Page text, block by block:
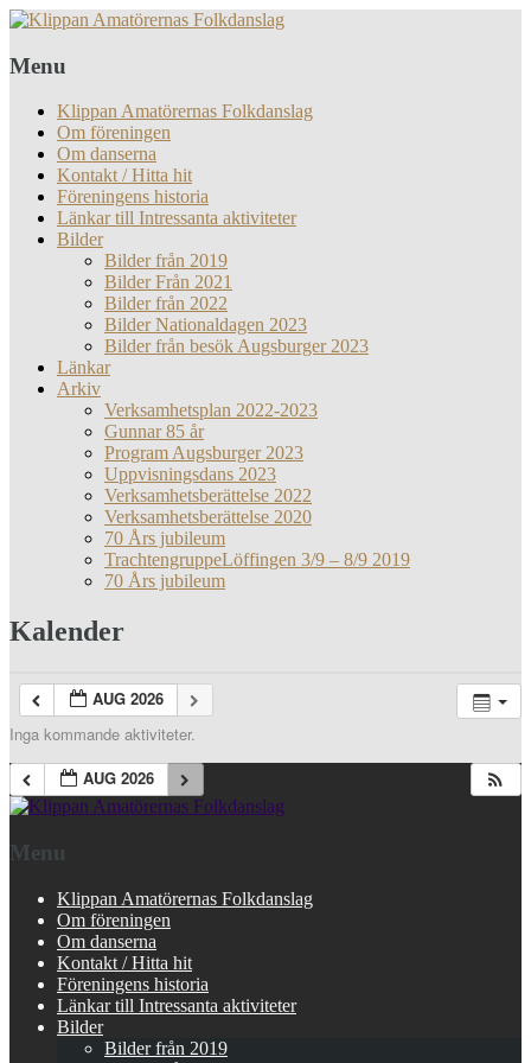
Menu
Klippan Amatörernas Folkdanslag
Om föreningen
Om danserna
Kontakt / Hitta hit
Föreningens historia
Länkar till Intressanta aktiviteter
Bilder
Bilder från 2019
Bilder Från 2021
Bilder från 2022
Bilder Nationaldagen 2023
Bilder från besök Augsburger 2023
Länkar
Arkiv
Verksamhetsplan 2022-2023
Gunnar 85 år
Program Augsburger 2023
Uppvisningsdans 2023
Verksamhetsberättelse 2022
Verksamhetsberättelse 2020
70 Års jubileum
TrachtengruppeLöffingen 3/9 – 8/9 2019
70 Års jubileum
Kalender
AUG 2026
Inga kommande aktiviteter.
AUG 2026
Menu
Klippan Amatörernas Folkdanslag
Om föreningen
Om danserna
Kontakt / Hitta hit
Föreningens historia
Länkar till Intressanta aktiviteter
Bilder
Bilder från 2019